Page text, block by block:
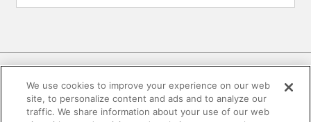
電子公告 このWEBサイトについて
We use cookies to improve your experience on our web
site, to personalize content and ads and to analyze our
traffic. We share information about your use of our web